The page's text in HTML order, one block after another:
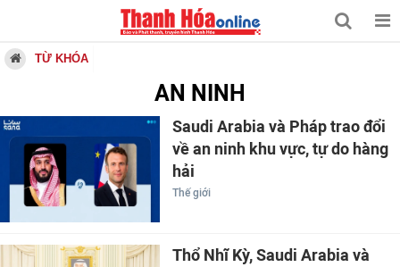
TỪ KHÓA
AN NINH
Saudi Arabia và Pháp trao đổi
về an ninh khu vực, tự do hàng
hải
Thế giới
Thổ Nhĩ Kỳ, Saudi Arabia và